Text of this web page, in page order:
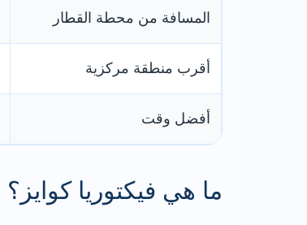
المسافة من محطة القطار
أقرب منطقة مركزية
أفضل وقت
ما هي فيكتوريا كوايز؟